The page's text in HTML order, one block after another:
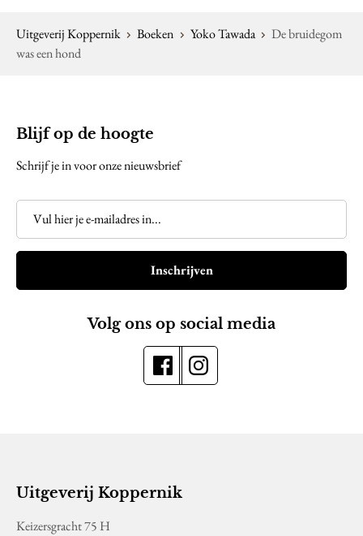
Uitgeverij Koppernik Boeken Yoko Tawada
De bruidegom
was een hond
Blijf op de hoogte
Schrijf je in voor onze nieuwsbrief
Inschrijven
Volg ons op social media
Uitgeverij Koppernik
Keizersgracht 75 H